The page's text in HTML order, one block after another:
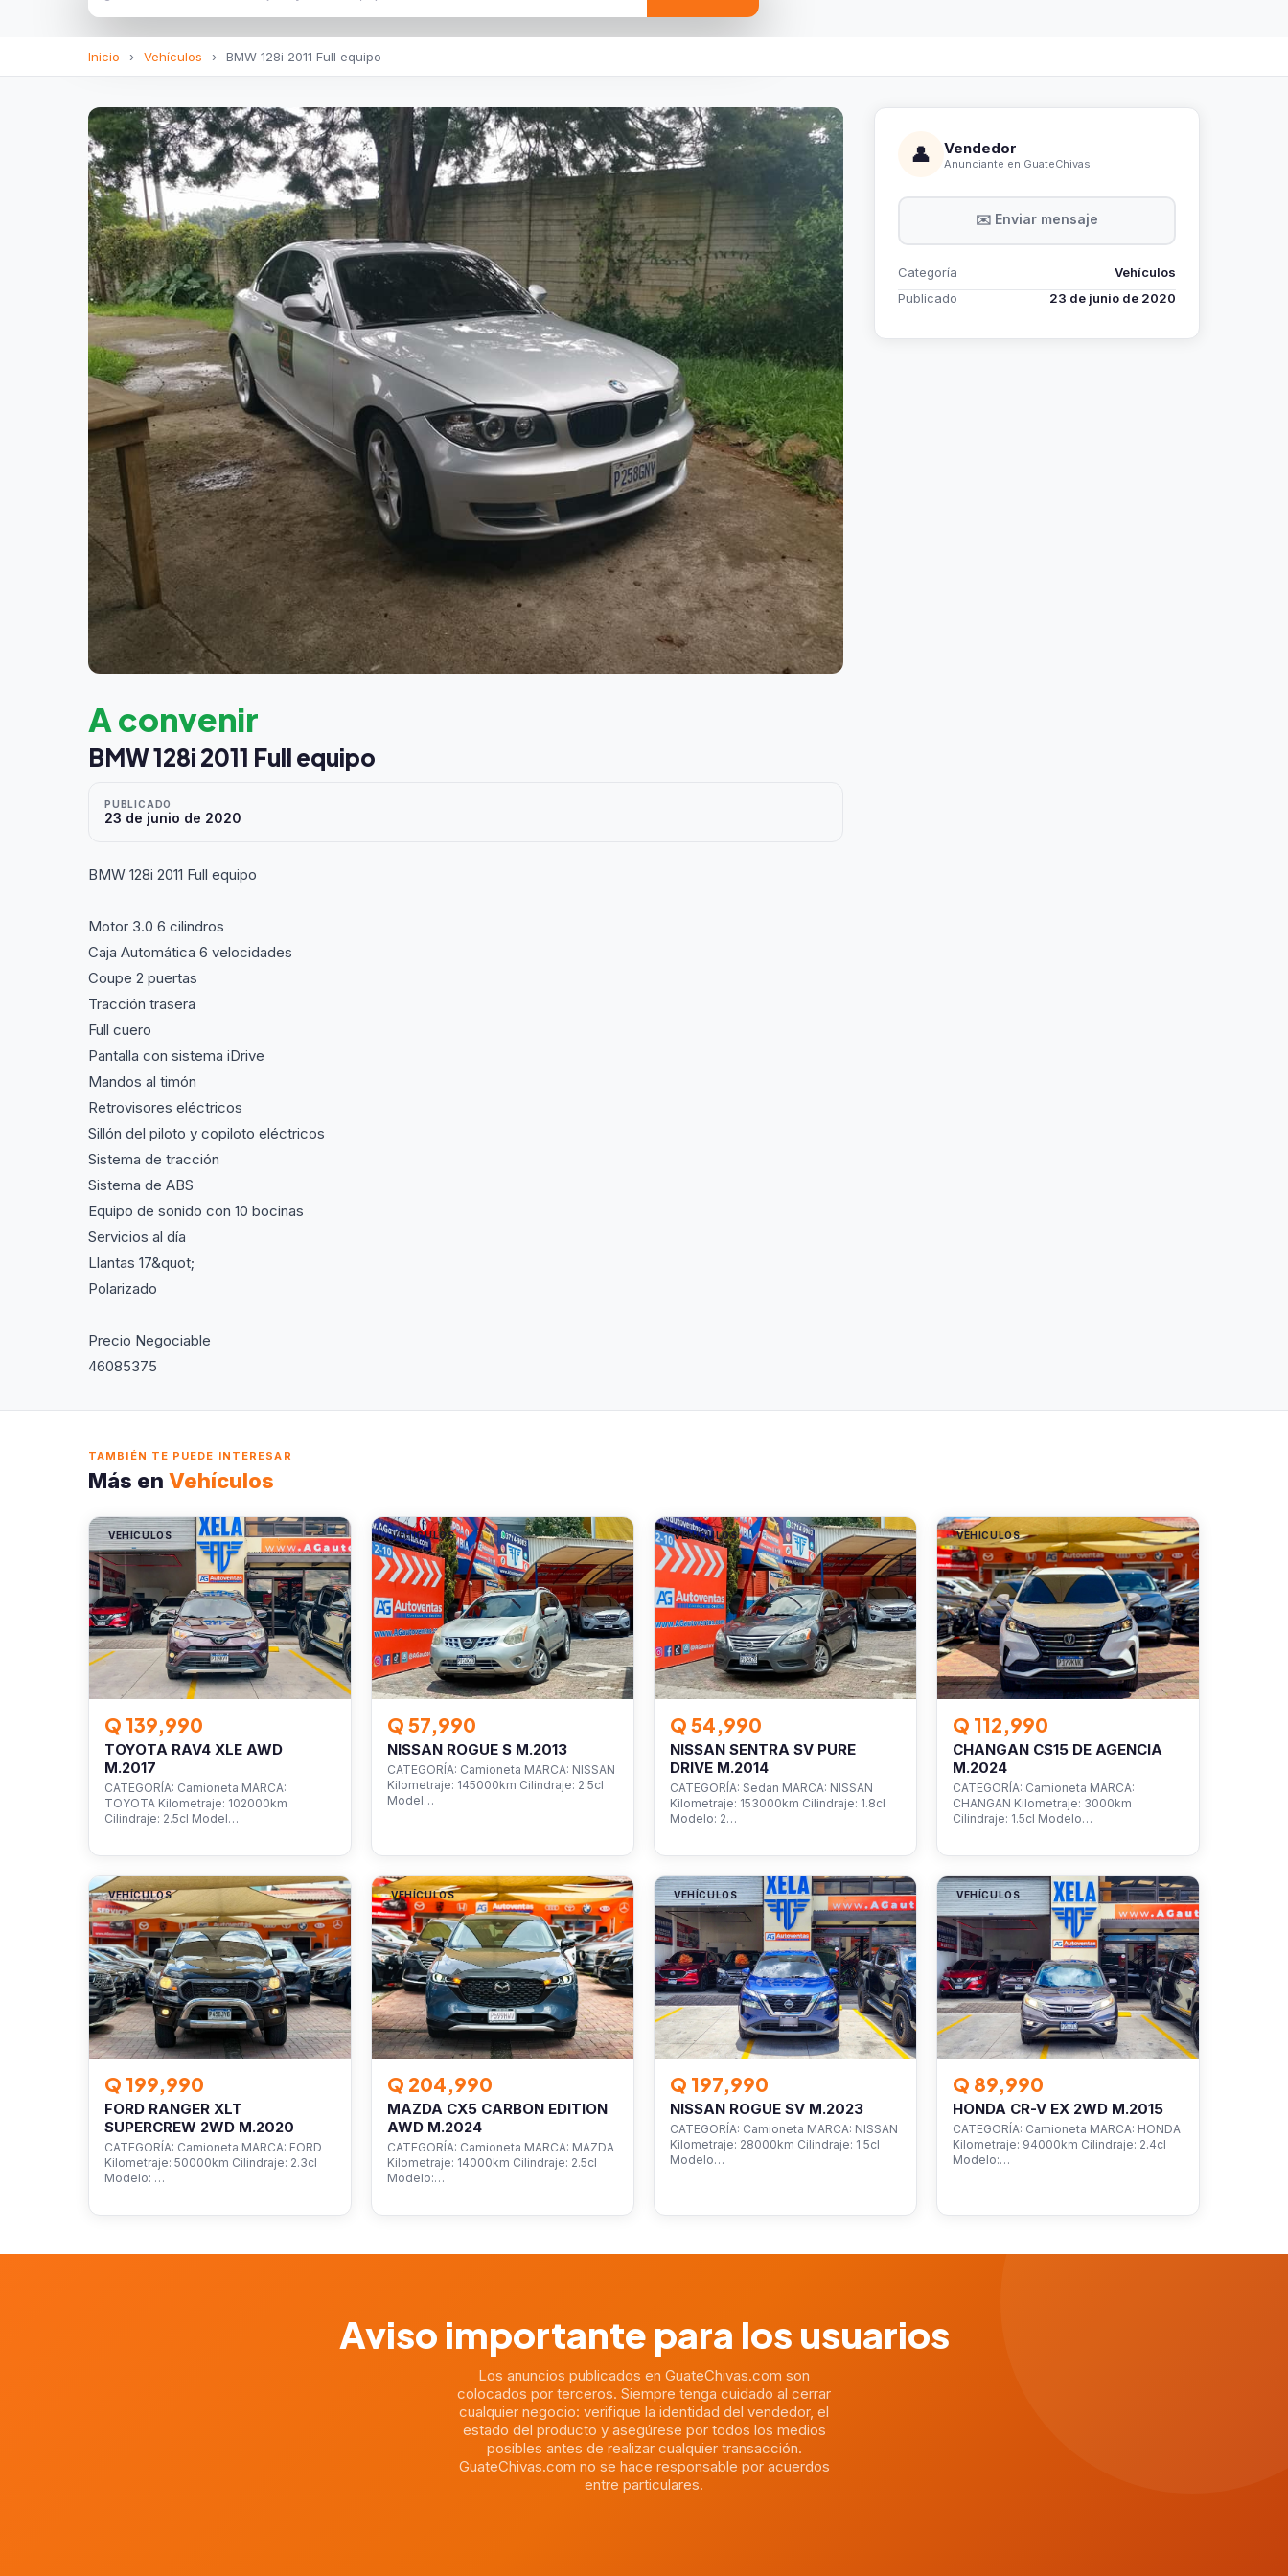
Inicio › Vehículos › BMW 128i 2011 Full equipo
A convenir
BMW 128i 2011 Full equipo
PUBLICADO
23 de junio de 2020
BMW 128i 2011 Full equipo
Motor 3.0 6 cilindros
Caja Automática 6 velocidades
Coupe 2 puertas
Tracción trasera
Full cuero
Pantalla con sistema iDrive
Mandos al timón
Retrovisores eléctricos
Sillón del piloto y copiloto eléctricos
Sistema de tracción
Sistema de ABS
Equipo de sonido con 10 bocinas
Servicios al día
Llantas 17&quot;
Polarizado
Precio Negociable
46085375
👤 Vendedor
Anunciante en GuateChivas
✉️ Enviar mensaje
Categoría
Vehículos
Publicado
23 de junio de 2020
TAMBIÉN TE PUEDE INTERESAR
Más en Vehículos
VEHÍCULOS
Q 139,990
TOYOTA RAV4 XLE AWD
M.2017
CATEGORÍA: Camioneta MARCA:
TOYOTA Kilometraje: 102000km
Cilindraje: 2.5cl Model…
VEHÍCULOS
Q 57,990
NISSAN ROGUE S M.2013
CATEGORÍA: Camioneta MARCA: NISSAN
Kilometraje: 145000km Cilindraje: 2.5cl
Model…
VEHÍCULOS
Q 54,990
NISSAN SENTRA SV PURE
DRIVE M.2014
CATEGORÍA: Sedan MARCA: NISSAN
Kilometraje: 153000km Cilindraje: 1.8cl
Modelo: 2…
VEHÍCULOS
Q 112,990
CHANGAN CS15 DE AGENCIA
M.2024
CATEGORÍA: Camioneta MARCA:
CHANGAN Kilometraje: 3000km
Cilindraje: 1.5cl Modelo…
VEHÍCULOS
Q 199,990
FORD RANGER XLT
SUPERCREW 2WD M.2020
CATEGORÍA: Camioneta MARCA: FORD
Kilometraje: 50000km Cilindraje: 2.3cl
Modelo: …
VEHÍCULOS
Q 204,990
MAZDA CX5 CARBON EDITION
AWD M.2024
CATEGORÍA: Camioneta MARCA: MAZDA
Kilometraje: 14000km Cilindraje: 2.5cl
Modelo:…
VEHÍCULOS
Q 197,990
NISSAN ROGUE SV M.2023
CATEGORÍA: Camioneta MARCA: NISSAN
Kilometraje: 28000km Cilindraje: 1.5cl
Modelo…
VEHÍCULOS
Q 89,990
HONDA CR-V EX 2WD M.2015
CATEGORÍA: Camioneta MARCA: HONDA
Kilometraje: 94000km Cilindraje: 2.4cl
Modelo:…
Aviso importante para los usuarios
Los anuncios publicados en GuateChivas.com son
colocados por terceros. Siempre tenga cuidado al cerrar
cualquier negocio: verifique la identidad del vendedor, el
estado del producto y asegúrese por todos los medios
posibles antes de realizar cualquier transacción.
GuateChivas.com no se hace responsable por acuerdos
entre particulares.